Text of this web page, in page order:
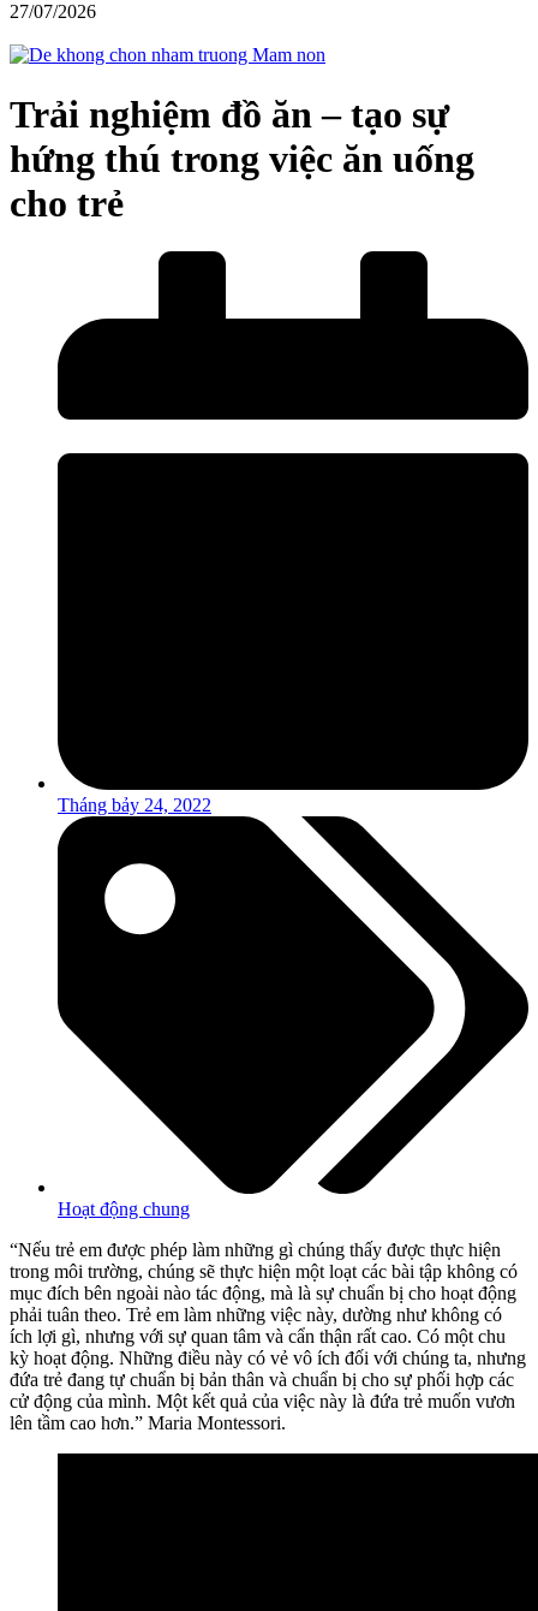
27/07/2026
Trải nghiệm đồ ăn – tạo sự
hứng thú trong việc ăn uống
cho trẻ
Tháng bảy 24, 2022
Hoạt động chung
“Nếu trẻ em được phép làm những gì chúng thấy được thực hiện
trong môi trường, chúng sẽ thực hiện một loạt các bài tập không có
mục đích bên ngoài nào tác động, mà là sự chuẩn bị cho hoạt động
phải tuân theo. Trẻ em làm những việc này, dường như không có
ích lợi gì, nhưng với sự quan tâm và cẩn thận rất cao. Có một chu
kỳ hoạt động. Những điều này có vẻ vô ích đối với chúng ta, nhưng
đứa trẻ đang tự chuẩn bị bản thân và chuẩn bị cho sự phối hợp các
cử động của mình. Một kết quả của việc này là đứa trẻ muốn vươn
lên tầm cao hơn.” Maria Montessori.